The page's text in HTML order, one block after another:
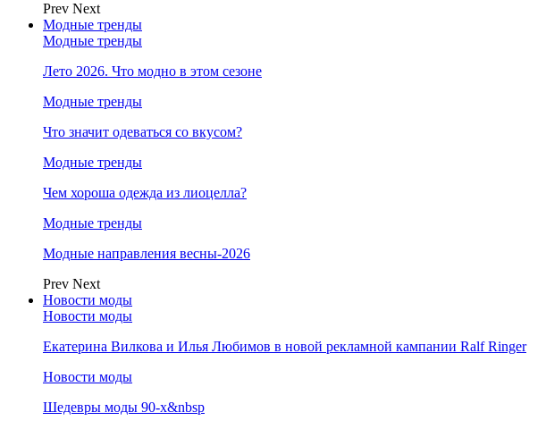
Prev Next
Модные тренды
Модные тренды
Лето 2026. Что модно в этом сезоне
Модные тренды
Что значит одеваться со вкусом?
Модные тренды
Чем хороша одежда из лиоцелла?
Модные тренды
Модные направления весны-2026
Prev Next
Новости моды
Новости моды
Екатерина Вилкова и Илья Любимов в новой рекламной кампании Ralf Ringer
Новости моды
Шедевры моды 90-х&nbsp